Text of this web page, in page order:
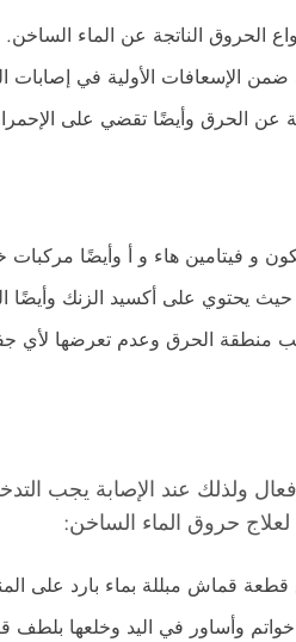
الحروق الناتجة عن الماء الساخن.
الإسعافات الأولية في إصابات
عن الحرق وأيضًا تقضي على
و فيتامين هاء و أ وأيضًا مركبات
يحتوي على أكسيد الزنك وأيضًا
منطقة الحرق وعدم تعرضها لأي
ولذلك عند الإصابة يجب
حروق الماء الساخن:
مبللة بماء بارد على المنطقة
وأساور في اليد وخلعها بلطف